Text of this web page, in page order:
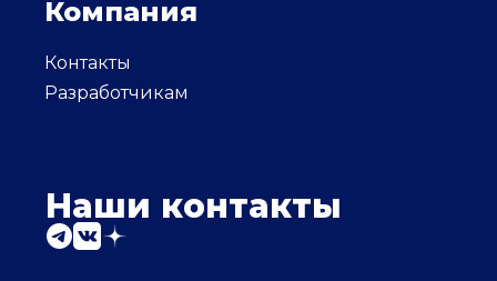
Компания
Контакты
Разработчикам
Наши контакты